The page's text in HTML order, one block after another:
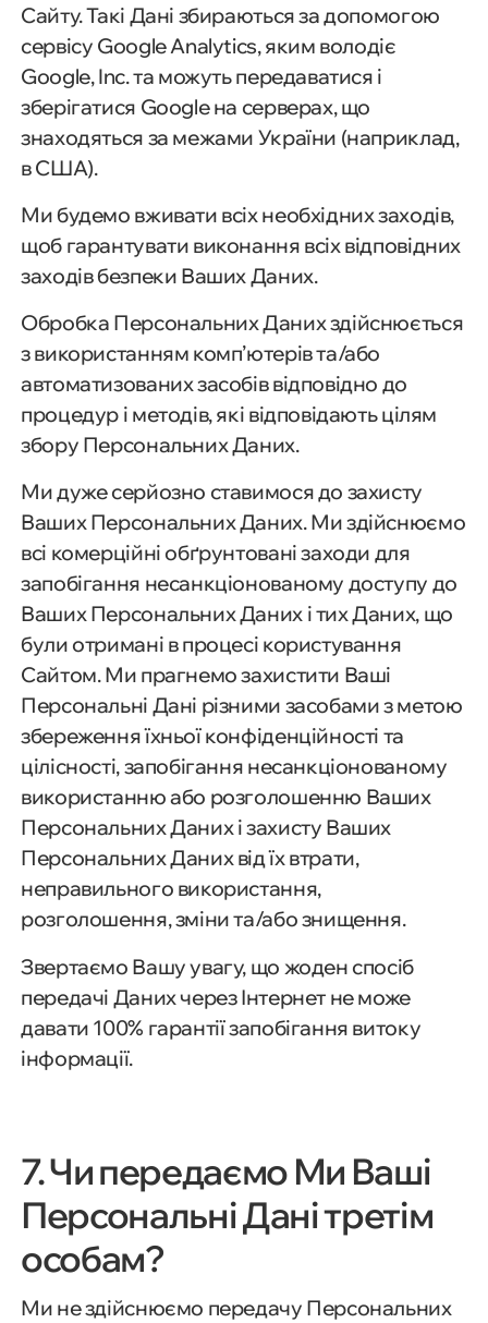
Сайту. Такі Дані збираються за допомогою
сервісу Google Analytics, яким володіє
Google, Inc. та можуть передаватися і
зберігатися Google на серверах, що
знаходяться за межами України (наприклад,
в США).
Ми будемо вживати всіх необхідних заходів,
щоб гарантувати виконання всіх відповідних
заходів безпеки Ваших Даних.
Обробка Персональних Даних здійснюється
з використанням комп’ютерів та/або
автоматизованих засобів відповідно до
процедур і методів, які відповідають цілям
збору Персональних Даних.
Ми дуже серйозно ставимося до захисту
Ваших Персональних Даних. Ми здійснюємо
всі комерційні обґрунтовані заходи для
запобігання несанкціонованому доступу до
Ваших Персональних Даних і тих Даних, що
були отримані в процесі користування
Сайтом. Ми прагнемо захистити Ваші
Персональні Дані різними засобами з метою
збереження їхньої конфіденційності та
цілісності, запобігання несанкціонованому
використанню або розголошенню Ваших
Персональних Даних і захисту Ваших
Персональних Даних від їх втрати,
неправильного використання,
розголошення, зміни та/або знищення.
Звертаємо Вашу увагу, що жоден спосіб
передачі Даних через Інтернет не може
давати 100% гарантії запобігання витоку
інформації.
7. Чи передаємо Ми Ваші
Персональні Дані третім
особам?
Ми не здійснюємо передачу Персональних